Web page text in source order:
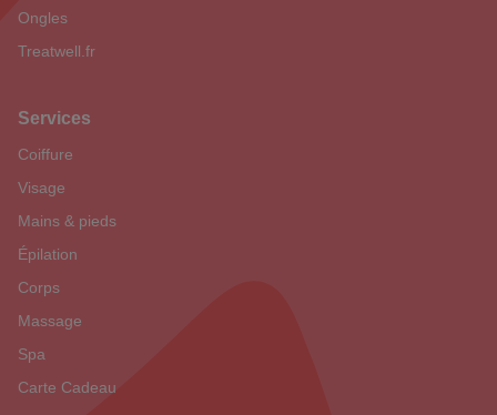
Ongles
Treatwell.fr
Services
Coiffure
Visage
Mains & pieds
Épilation
Corps
Massage
Spa
Carte Cadeau